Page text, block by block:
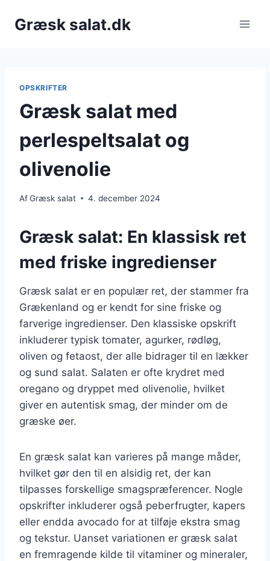
Græsk salat.dk
OPSKRIFTER
Græsk salat med
perlespeltsalat og
olivenolie
AfGræsk salat 4. december 2024
Græsk salat: En klassisk ret
med friske ingredienser
Græsk salat er en populær ret, der stammer fra
Grækenland og er kendt for sine friske og
farverige ingredienser. Den klassiske opskrift
inkluderer typisk tomater, agurker, rødløg,
oliven og fetaost, der alle bidrager til en lækker
og sund salat. Salaten er ofte krydret med
oregano og dryppet med olivenolie, hvilket
giver en autentisk smag, der minder om de
græske øer.
En græsk salat kan varieres på mange måder,
hvilket gør den til en alsidig ret, der kan
tilpasses forskellige smagspræferencer. Nogle
opskrifter inkluderer også peberfrugter, kapers
eller endda avocado for at tilføje ekstra smag
og tekstur. Uanset variationen er græsk salat
en fremragende kilde til vitaminer og mineraler,